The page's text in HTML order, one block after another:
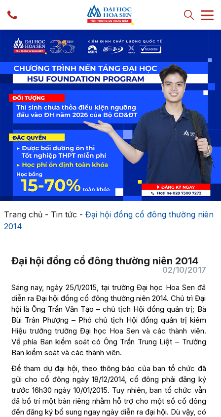
Trang chủ- Tin tức - Đại hội đồng cổ đông thường niên
2014
Đại hội đồng cổ đông thường niên 2014
02/10/2017
Sáng nay, ngày 25/1/2015, tại trường Đại học Hoa Sen đã
diễn ra Đại hội đồng cổ đông thường niên 2014. Chủ trì Đại
hội là Ông Trần Văn Tạo – chủ tịch Hội đồng quản trị; Bà
Bùi Trân Phượng – Phó chủ tịch Hội đồng quản trị kiêm
Hiệu trưởng trường Đại học Hoa Sen và các thành viên.
Về phía Ban kiểm soát có Ông Trần Trung Liệt – Trưởng
Ban kiểm soát và các thành viên.
Để tham dự đại hội, theo thông báo của ban tổ chức đã
gửi cho cổ đông ngày 18/12/2014, cổ đông phải đăng ký
trước 16h30 ngày 10/01/2015. Tuy nhiên, ban tổ chức vẫn
đã bố trí một bàn riêng nhằm hỗ trợ cho một số cổ đông
đến đăng ký bổ sung ngay ngày diễn ra đại hội. Dù vậy, có